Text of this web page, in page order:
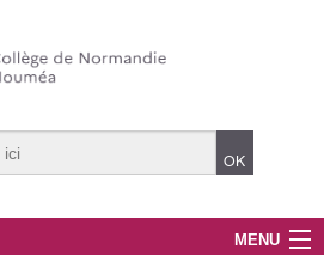
MENU